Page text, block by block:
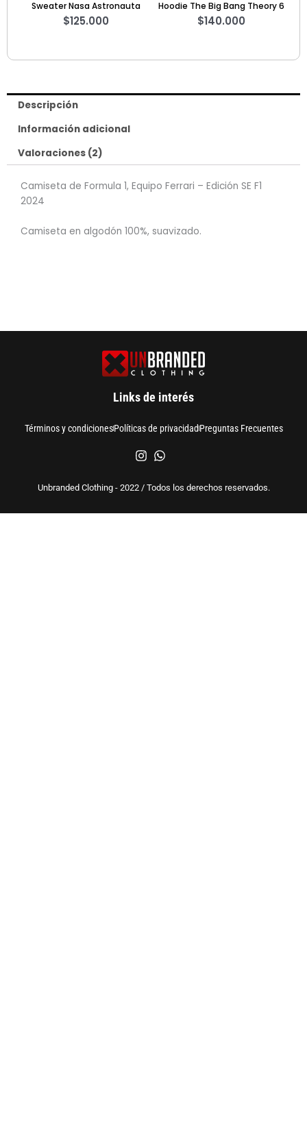
Hoodie The Big Bang Theory 6
$140.000
Hoodie Formula E DS
Descripción
Información adicional
Valoraciones (2)
Camiseta de Formula 1, Equipo Ferrari – Edición SE F1
2024
Camiseta en algodón 100%, suavizado.
Links de interés
Términos y condicionesPolíticas de privacidadPreguntas Frecuentes
Unbranded Clothing - 2022 / Todos los derechos reservados.